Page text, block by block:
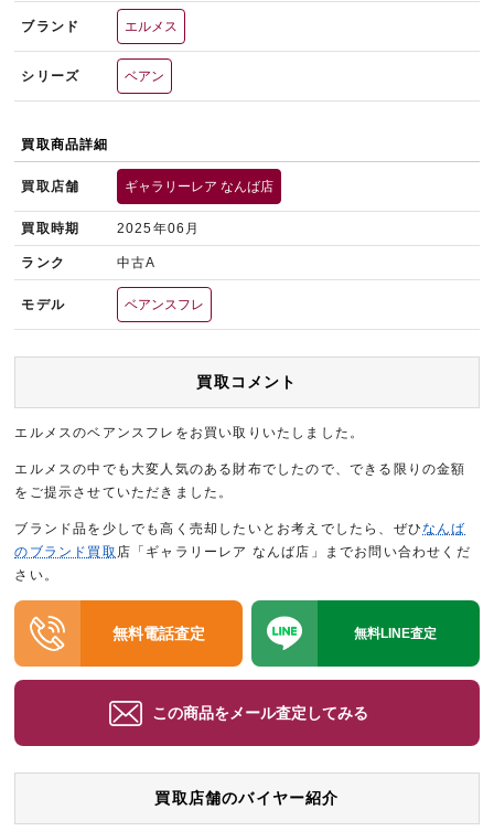
ブランド エルメス
シリーズ ベアン
買取商品詳細
買取店舗 ギャラリーレア なんば店
買取時期 2025年06月
ランク 中古A
モデル ベアンスフレ
買取コメント
エルメスのベアンスフレをお買い取りいたしました。
エルメスの中でも大変人気のある財布でしたので、できる限りの金額
をご提示させていただきました。
ブランド品を少しでも高く売却したいとお考えでしたら、ぜひなんば
のブランド買取 店「ギャラリーレア なんば店」までお問い合わせくだ
さい。
無料電話査定 無料LINE査定
この商品をメール査定してみる
買取店舗のバイヤー紹介